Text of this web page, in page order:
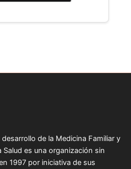
de la Medicina Familiar y
Salud es una organización sin
1997 por iniciativa de sus